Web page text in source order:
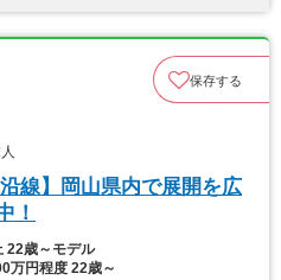
保存する
線】岡山県内で展開を広
！
22歳～モデル
万円程度 22歳～